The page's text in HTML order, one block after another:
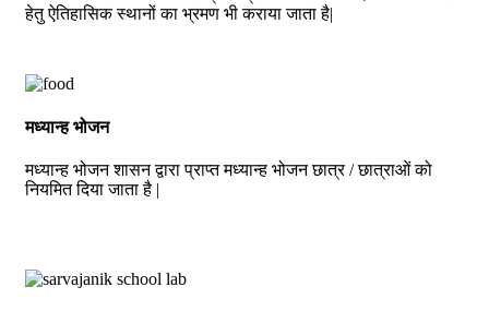
हेतु ऐतिहासिक स्थानों का भ्रमण भी कराया जाता है|
मध्यान्ह भोजन
मध्यान्ह भोजन शासन द्वारा प्राप्त मध्यान्ह भोजन छात्र / छात्राओं को
नियमित दिया जाता है |